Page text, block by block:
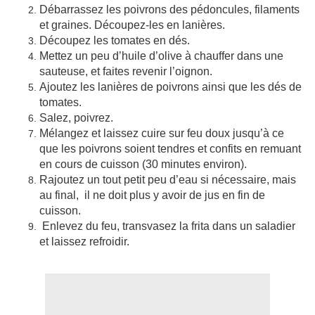
Débarrassez les poivrons des pédoncules, filaments
et graines. Découpez-les en lanières.
Découpez les tomates en dés.
Mettez un peu d’huile d’olive à chauffer dans une
sauteuse, et faites revenir l’oignon.
Ajoutez les lanières de poivrons ainsi que les dés de
tomates.
Salez, poivrez.
Mélangez et laissez cuire sur feu doux jusqu’à ce
que les poivrons soient tendres et confits en remuant
en cours de cuisson (30 minutes environ).
Rajoutez un tout petit peu d’eau si nécessaire, mais
au final, il ne doit plus y avoir de jus en fin de
cuisson.
Enlevez du feu, transvasez la frita dans un saladier
et laissez refroidir.